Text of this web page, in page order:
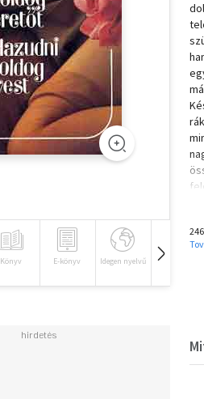
Könyv E-könyv Idegen nyelvű Hangoskönyv